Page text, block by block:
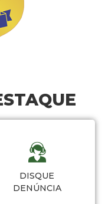
DISQUE
DENÚNCIA